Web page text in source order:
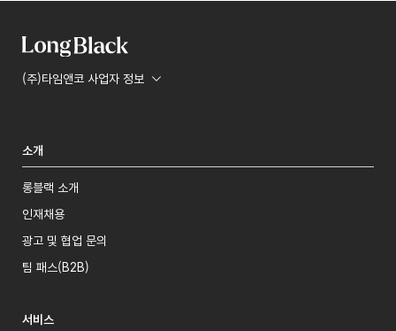
(주)타임앤코 사업자 정보
소개
롱블랙 소개
인재채용
광고 및 협업 문의
팀 패스(B2B)
서비스